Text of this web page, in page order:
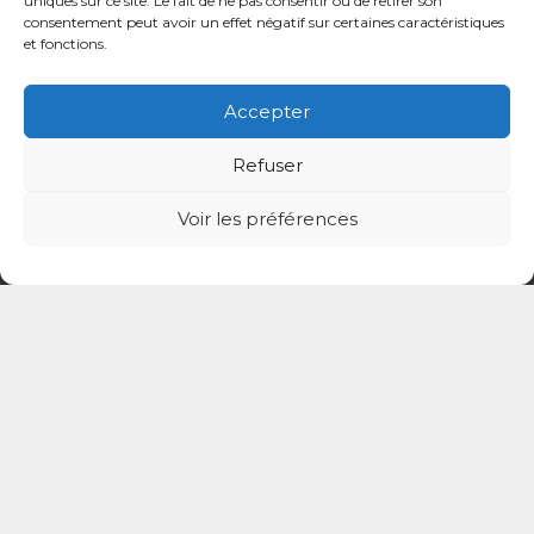
consentement peut avoir un effet négatif sur certaines caractéristiques
et fonctions.
Accepter
Refuser
Voir les préférences
ADP 94